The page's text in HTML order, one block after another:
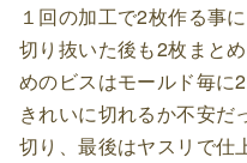
１回の加工で2枚作る事に
切り抜いた後も2枚まと
めのビスはモールド毎に
きれいに切れるか不安だ
切り、最後はヤスリで仕